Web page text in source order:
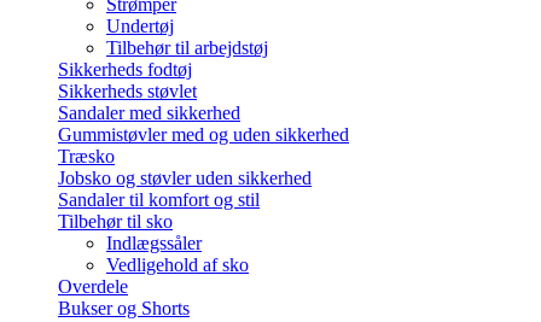
Strømper
Undertøj
Tilbehør til arbejdstøj
Sikkerheds fodtøj
Sikkerheds støvlet
Sandaler med sikkerhed
Gummistøvler med og uden sikkerhed
Træsko
Jobsko og støvler uden sikkerhed
Sandaler til komfort og stil
Tilbehør til sko
Indlægssåler
Vedligehold af sko
Overdele
Bukser og Shorts